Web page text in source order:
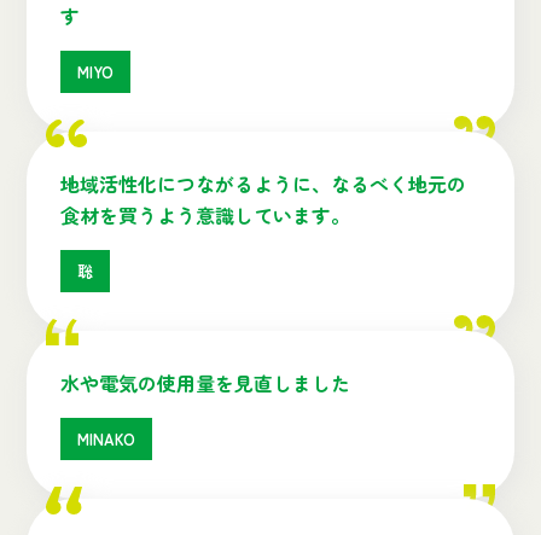
す
MIYO
地域活性化につながるように、なるべく地元の
食材を買うよう意識しています。
聡
水や電気の使用量を見直しました
MINAKO